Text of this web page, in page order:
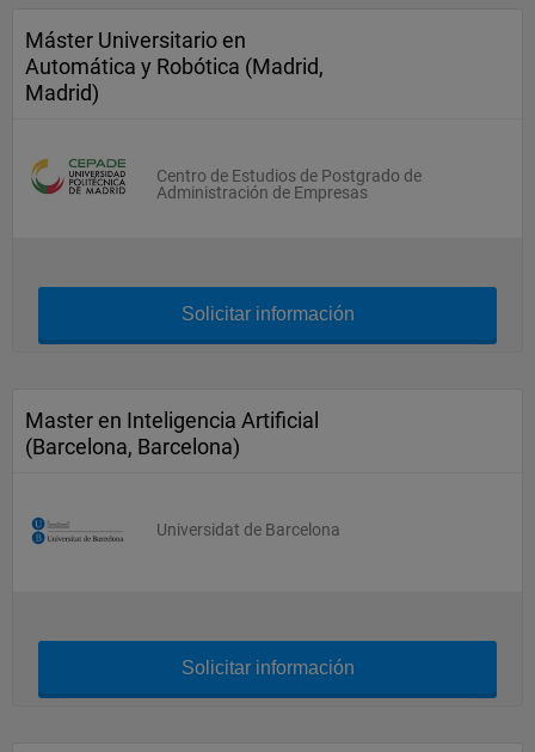
Máster Universitario en
Automática y Robótica (Madrid,
Madrid)
Centro de Estudios de Postgrado de
Administración de Empresas
Solicitar información
Master en Inteligencia Artificial
(Barcelona, Barcelona)
Universidat de Barcelona
Solicitar información